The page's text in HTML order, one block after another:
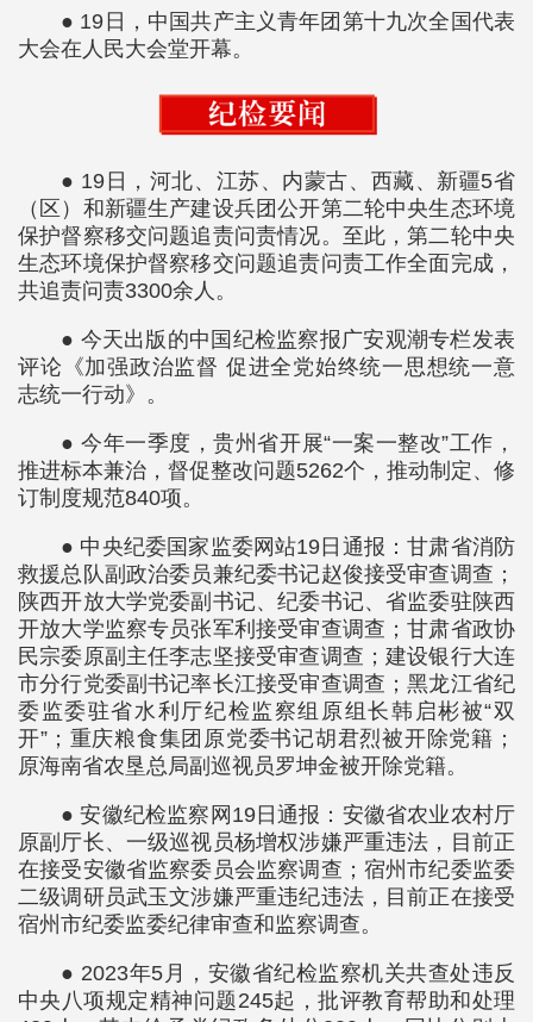
● 19日，中国共产主义青年团第十九次全国代表
大会在人民大会堂开幕。
● 19日，河北、江苏、内蒙古、西藏、新疆5省
（区）和新疆生产建设兵团公开第二轮中央生态环境
保护督察移交问题追责问责情况。至此，第二轮中央
生态环境保护督察移交问题追责问责工作全面完成，
共追责问责3300余人。
● 今天出版的中国纪检监察报广安观潮专栏发表
评论《加强政治监督 促进全党始终统一思想统一意
志统一行动》。
● 今年一季度，贵州省开展“一案一整改”工作，
推进标本兼治，督促整改问题5262个，推动制定、修
订制度规范840项。
● 中央纪委国家监委网站19日通报：甘肃省消防
救援总队副政治委员兼纪委书记赵俊接受审查调查；
陕西开放大学党委副书记、纪委书记、省监委驻陕西
开放大学监察专员张军利接受审查调查；甘肃省政协
民宗委原副主任李志坚接受审查调查；建设银行大连
市分行党委副书记率长江接受审查调查；黑龙江省纪
委监委驻省水利厅纪检监察组原组长韩启彬被“双
开”；重庆粮食集团原党委书记胡君烈被开除党籍；
原海南省农垦总局副巡视员罗坤金被开除党籍。
● 安徽纪检监察网19日通报：安徽省农业农村厅
原副厅长、一级巡视员杨增权涉嫌严重违法，目前正
在接受安徽省监察委员会监察调查；宿州市纪委监委
二级调研员武玉文涉嫌严重违纪违法，目前正在接受
宿州市纪委监委纪律审查和监察调查。
● 2023年5月，安徽省纪检监察机关共查处违反
中央八项规定精神问题245起，批评教育帮助和处理